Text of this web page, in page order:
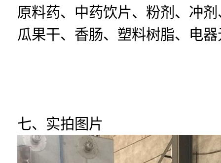
原料药、中药饮片、粉剂、冲
瓜果干、香肠、塑料树脂、电
七、实拍图片